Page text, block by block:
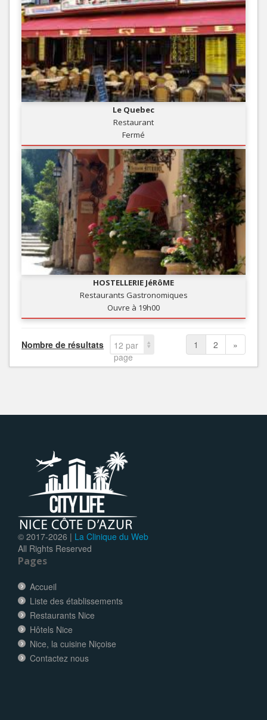
Le Quebec
Restaurant
Fermé
HOSTELLERIE JéRôME
Restaurants Gastronomiques
Ouvre à 19h00
Nombre de résultats
12 par
page
1 2 »
© 2017-2026 | La Clinique du Web
All Rights Reserved
Pages
Accueil
Liste des établissements
Restaurants Nice
Hôtels Nice
Nice, la cuisine Niçoise
Contactez nous